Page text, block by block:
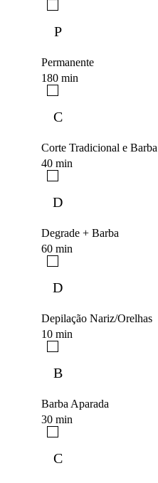
P
Permanente
180 min
C
Corte Tradicional e Barba
40 min
D
Degrade + Barba
60 min
D
Depilação Nariz/Orelhas
10 min
B
Barba Aparada
30 min
C